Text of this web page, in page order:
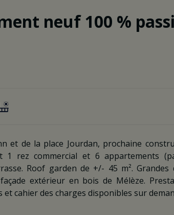
neuf 100 %
et de la place Jourdan, prochaine
rez commercial et 6 appartements
Roof garden de +/- 45 m². Grandes
extérieur en bois de Mélèze.
cahier des charges disponibles sur